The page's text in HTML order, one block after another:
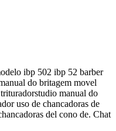
ibp 502 ibp 52 barber
do britagem movel
manual do
uso de chancadoras de
del cono de. Chat